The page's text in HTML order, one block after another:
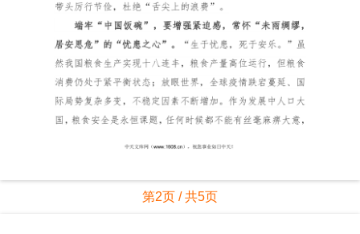
第2页 / 共5页